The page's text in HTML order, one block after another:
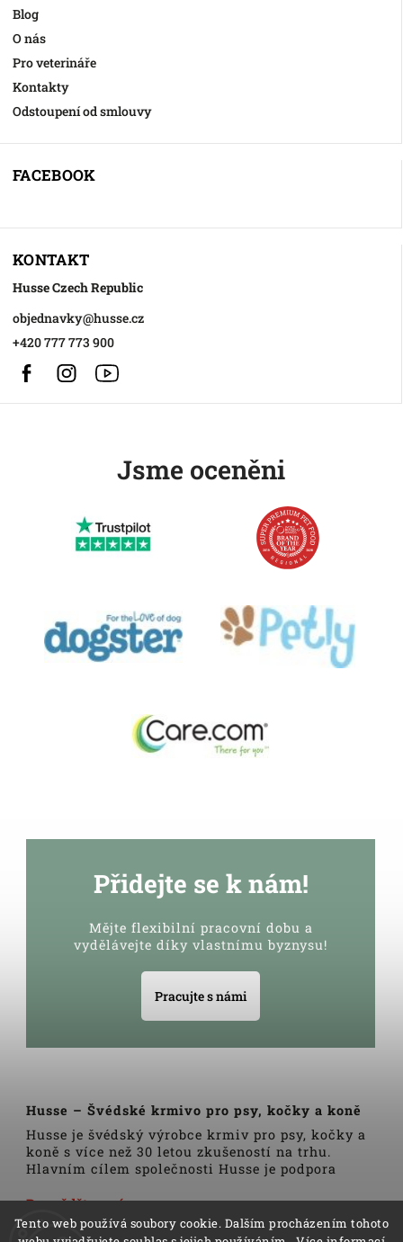
Tento web používá soubory cookie. Dalším procházením tohoto
Blog
O nás
Pro veterináře
Kontakty
Odstoupení od smlouvy
FACEBOOK
KONTAKT
Husse Czech Republic
objednavky@husse.cz
+420 777 773 900
FacebookInstagram
Jsme oceněni
Přidejte se k nám!
Mějte flexibilní pracovní dobu a
vydělávejte díky vlastnímu byznysu!
Pracujte s námi
Husse – Švédské krmivo pro psy, kočky a koně
Husse je švédský výrobce krmiv pro psy, kočky a
koně s více než 30 letou zkušeností na trhu.
Hlavním cílem společnosti Husse je podpora
Veškerá krmiva, pamlsky a doplňky Husse jsou
vyrobeny pouze z nejkvalitnějších a pečlivě
vybraných surovin. Všechny produkty se vyrábí
Dozvědět se více